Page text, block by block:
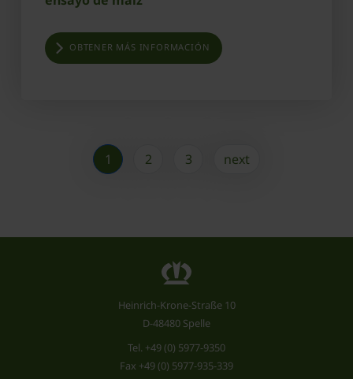
OBTENER MÁS INFORMACIÓN
1 2 3 next
Heinrich-Krone-Straße 10
D-48480 Spelle
Tel. +49 (0) 5977-9350
Fax +49 (0) 5977-935-339